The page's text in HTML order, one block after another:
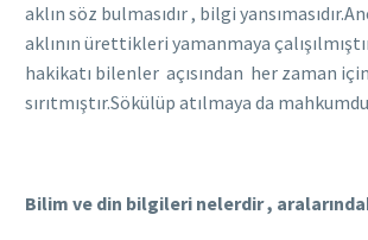
aklın söz bulmasıdır , bilgi
aklının ürettikleri yamanmaya
hakikatı bilenler açısından her zaman için
sırıtmıştır.Sökülüp atılmaya da
Bilim ve din bilgileri nelerdir ,